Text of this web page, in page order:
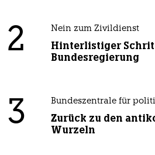
2 Nein zum Zivildienst
Hinterlistiger
Bundesregierung
3 Bundeszentrale für
Zurück zu den
Wurzeln